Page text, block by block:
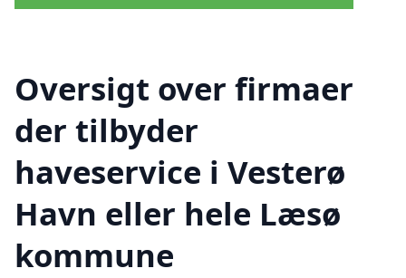
Oversigt over firmaer
der tilbyder
haveservice i Vesterø
Havn eller hele Læsø
kommune